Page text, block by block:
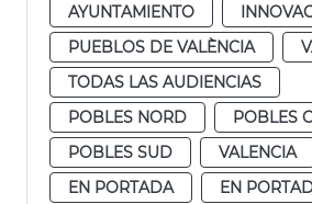
AYUNTAMIENTO
PUEBLOS DE VALÈNCIA
TODAS LAS AUDIENCIAS
POBLES NORD
POBLES
POBLES SUD
VALENCIA
EN PORTADA
EN